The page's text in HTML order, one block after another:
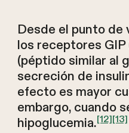
Desde el punto
los receptores
(péptido similar al
secreción de
efecto es mayor
embargo, cuando
hipoglucemia.[12][13]